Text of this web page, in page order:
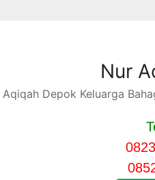
Nur
Aqiqah Depok Keluarga